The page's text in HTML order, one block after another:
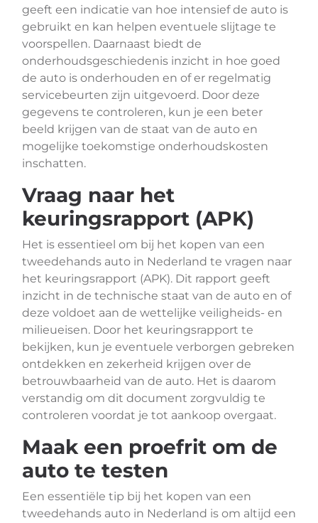
geeft een indicatie van hoe intensief de auto is
gebruikt en kan helpen eventuele slijtage te
voorspellen. Daarnaast biedt de
onderhoudsgeschiedenis inzicht in hoe goed
de auto is onderhouden en of er regelmatig
servicebeurten zijn uitgevoerd. Door deze
gegevens te controleren, kun je een beter
beeld krijgen van de staat van de auto en
mogelijke toekomstige onderhoudskosten
inschatten.
Vraag naar het
keuringsrapport (APK)
Het is essentieel om bij het kopen van een
tweedehands auto in Nederland te vragen naar
het keuringsrapport (APK). Dit rapport geeft
inzicht in de technische staat van de auto en of
deze voldoet aan de wettelijke veiligheids- en
milieueisen. Door het keuringsrapport te
bekijken, kun je eventuele verborgen gebreken
ontdekken en zekerheid krijgen over de
betrouwbaarheid van de auto. Het is daarom
verstandig om dit document zorgvuldig te
controleren voordat je tot aankoop overgaat.
Maak een proefrit om de
auto te testen
Een essentiële tip bij het kopen van een
tweedehands auto in Nederland is om altijd een